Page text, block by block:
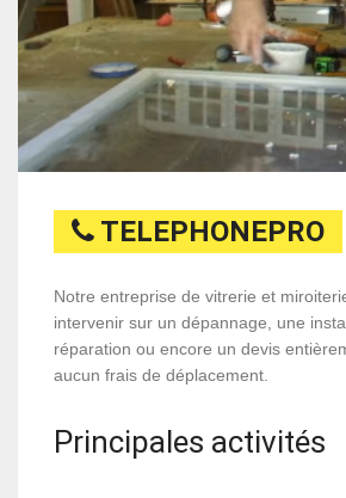
TELEPHONEPRO
Notre entreprise de vitrerie et
intervenir sur un dépannage, une
réparation ou encore un devis
aucun frais de déplacement.
Principales activités